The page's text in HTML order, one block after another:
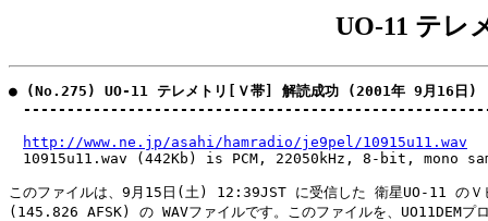
UO-11 テレ
● (No.275) UO-11 テレメトリ[Ｖ帯] 解読成功 (2001年 9月16日)
http://www.ne.jp/asahi/hamradio/je9pel/10915u11.wav
10915u11.wav (442Kb) is PCM, 22050kHz, 8-bit, mono
このファイルは、9月15日(土) 12:39JST に受信した 衛星UO-11 のＶ
(145.826 AFSK) の WAVファイルです。このファイルを、UO11DEMプ